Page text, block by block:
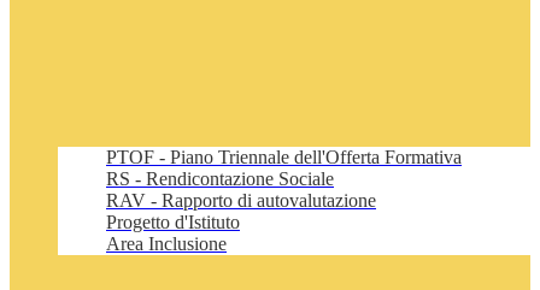
PTOF - Piano Triennale dell'Offerta Formativa
RS - Rendicontazione Sociale
RAV - Rapporto di autovalutazione
Progetto d'Istituto
Area Inclusione